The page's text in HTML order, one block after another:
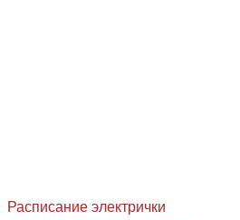
Расписание электрички